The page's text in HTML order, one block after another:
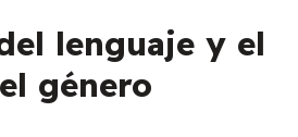
lenguaje y el
género